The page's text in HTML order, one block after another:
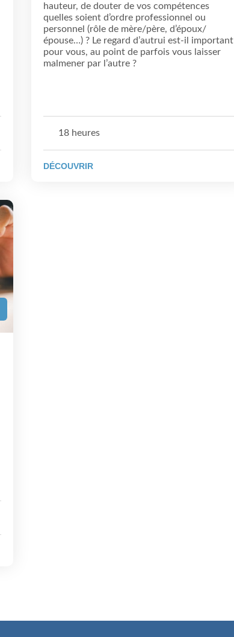
hauteur, de douter de vos compétences
quelles soient d’ordre professionnel ou
personnel (rôle de mère/père, d’époux/
épouse…) ? Le regard d’autrui est-il important
pour vous, au point de parfois vous laisser
malmener par l’autre ?
18 heures
DÉCOUVRIR